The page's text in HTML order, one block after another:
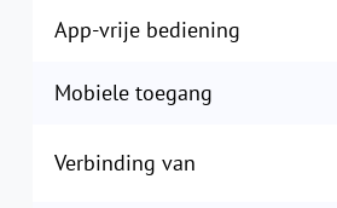
App-vrije bediening
Mobiele toegang
Verbinding van